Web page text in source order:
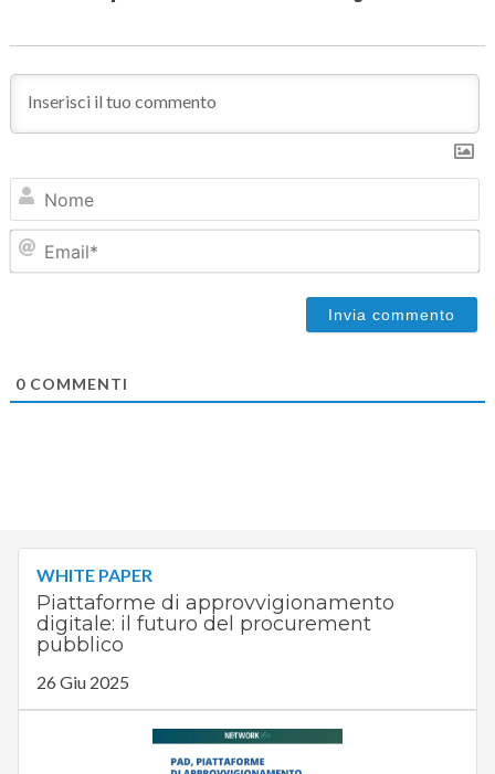
0COMMENTI
WHITE PAPER
Piattaforme di approvvigionamento
digitale: il futuro del procurement
pubblico
26 Giu 2025